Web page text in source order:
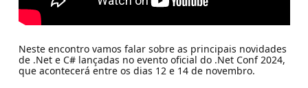
Neste encontro vamos falar sobre as principais novidades
de .Net e C# lançadas no evento oficial do .Net Conf 2024,
que acontecerá entre os dias 12 e 14 de novembro.